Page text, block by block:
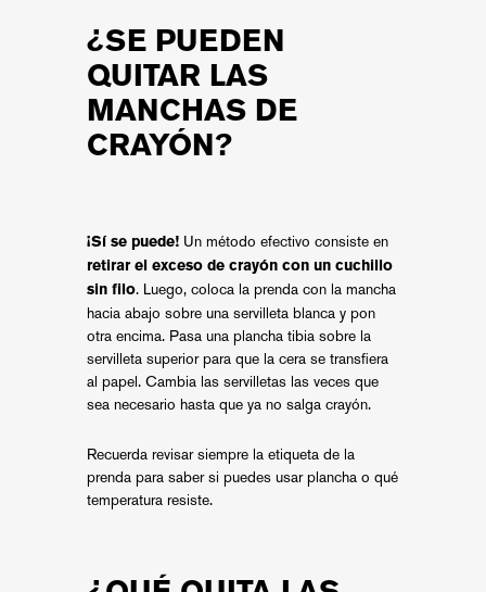
¿SE PUEDEN
QUITAR LAS
MANCHAS DE
CRAYÓN?
¡Sí se puede! Un método efectivo consiste en
retirar el exceso de crayón con un cuchillo
sin filo. Luego, coloca la prenda con la mancha
hacia abajo sobre una servilleta blanca y pon
otra encima. Pasa una plancha tibia sobre la
servilleta superior para que la cera se transfiera
al papel. Cambia las servilletas las veces que
sea necesario hasta que ya no salga crayón.
Recuerda revisar siempre la etiqueta de la
prenda para saber si puedes usar plancha o qué
temperatura resiste.